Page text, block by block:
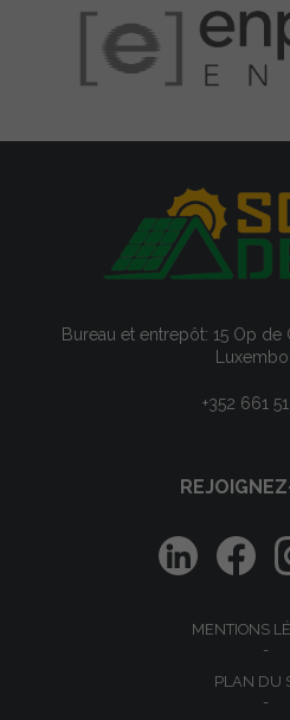
Bureau et entrepôt: 15 Op de
+352 661